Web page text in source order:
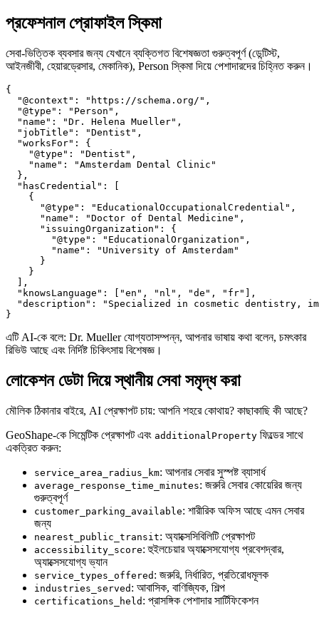
প্রফেশনাল প্রোফাইল স্কিমা
সেবা-ভিত্তিক ব্যবসার জন্য যেখানে ব্যক্তিগত বিশেষজ্ঞতা গুরুত্বপূর্ণ (ডেন্টিস্ট,
আইনজীবী, হেয়ারড্রেসার, মেকানিক), Person স্কিমা দিয়ে পেশাদারদের চিহ্নিত করুন।
{
  "@context": "https://schema.org/",
  "@type": "Person",
  "name": "Dr. Helena Mueller",
  "jobTitle": "Dentist",
  "worksFor": {
    "@type": "Dentist",
    "name": "Amsterdam Dental Clinic"
  },
  "hasCredential": [
    {
      "@type": "EducationalOccupationalCredential",
      "name": "Doctor of Dental Medicine",
      "issuingOrganization": {
        "@type": "EducationalOrganization",
        "name": "University of Amsterdam"
      }
    }
  ],
  "knowsLanguage": ["en", "nl", "de", "fr"],
"description": "Specialized in cosmetic dentistry,
}
এটি AI-কে বলে: Dr. Mueller যোগ্যতাসম্পন্ন, আপনার ভাষায় কথা বলেন, চমৎকার
রিভিউ আছে এবং নির্দিষ্ট চিকিৎসায় বিশেষজ্ঞ।
লোকেশন ডেটা দিয়ে স্থানীয় সেবা সমৃদ্ধ করা
মৌলিক ঠিকানার বাইরে, AI প্রেক্ষাপট চায়: আপনি শহরে কোথায়? কাছাকাছি কী আছে?
GeoShape-কে সিমেন্টিক প্রেক্ষাপট এবং additionalProperty ফিল্ডের সাথে
একত্রিত করুন:
service_area_radius_km: আপনার সেবার সুস্পষ্ট ব্যাসার্ধ
average_response_time_minutes: জরুরি সেবার কোয়েরির জন্য
গুরুত্বপূর্ণ
customer_parking_available: শারীরিক অফিস আছে এমন সেবার
জন্য
nearest_public_transit: অ্যাক্সেসিবিলিটি প্রেক্ষাপট
accessibility_score: হুইলচেয়ার অ্যাক্সেসযোগ্য প্রবেশদ্বার,
অ্যাক্সেসযোগ্য ভ্যান
service_types_offered : জরুরি, নির্ধারিত, প্রতিরোধমূলক
industries_served : আবাসিক, বাণিজ্যিক, শিল্প
certifications_held : প্রাসঙ্গিক পেশাদার সার্টিফিকেশন